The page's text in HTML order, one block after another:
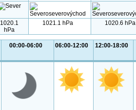
1020.1
hPa
1021.1 hPa 1020.6 hPa
00:00-06:00 06:00-12:00 12:00-18:00